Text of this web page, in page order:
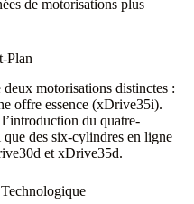
de motorisations plus
Plan
motorisations distinctes :
offre essence (xDrive35i).
du quatre-
des six-cylindres en ligne
et xDrive35d.